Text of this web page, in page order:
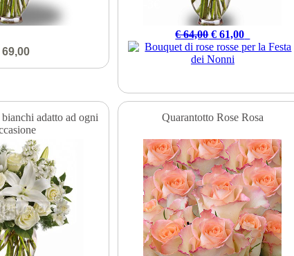
69,00
€ 64,00€ 61,00
adatto ad ogni
Quarantotto Rose Rosa